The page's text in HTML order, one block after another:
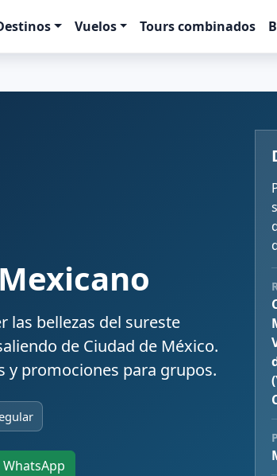
Vuelos Tours combinados
las bellezas del sureste
de Ciudad de México.
y promociones para grupos.
WhatsApp